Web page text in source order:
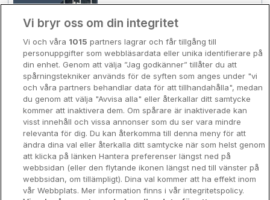
3
9
Excellent
☕ Med frukost
2731 SEK / Per night
View hotel
Hotel Kung Carl
Stockholm • 1.3km from centre
9.1
Excellent
☕ Med frukost
4125 SEK / Per night
View hotel
Storstadsweekend
Hotellrum under 995 kr
Spahotell
Sydsverige
Om Hotellpremien
Nya hotell
Stadsweekend
Vi bryr oss om din integritet
Vi och våra 1015 partners lagrar och får tillgång till
personuppgifter som webbläsardata eller unika identifierare på
din enhet. Genom att välja ”Jag godkänner” tillåter du att
spårningstekniker används för de syften som anges under "vi
och våra partners behandlar data för att tillhandahålla", medan
du genom att välja "Avvisa alla" eller återkallar ditt samtycke
kommer att inaktivera dem. Om spårare är inaktiverade kan
visst innehåll och vissa annonser som du ser vara mindre
relevanta för dig. Du kan återkomma till denna meny för att
ändra dina val eller återkalla ditt samtycke när som helst genom
att klicka på länken Hantera preferenser längst ned på
webbsidan (eller den flytande ikonen längst ned till vänster på
webbsidan, om tillämpligt). Dina val kommer att ha effekt inom
vår Webbplats. Mer information finns i vår integritetspolicy.